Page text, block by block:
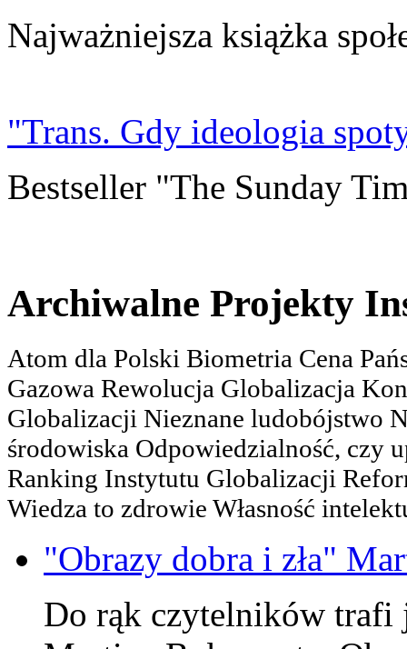
Najważniejsza książka
"Trans. Gdy ideologia
Bestseller "The Sunday
Archiwalne Projekty
Atom dla Polski Biometria Cena
Gazowa Rewolucja Globalizacja
Globalizacji Nieznane ludobójstwo
środowiska Odpowiedzialność, czy
Ranking Instytutu Globalizacji
Wiedza to zdrowie Własność
"Obrazy dobra i zła"
Do rąk czytelników trafi